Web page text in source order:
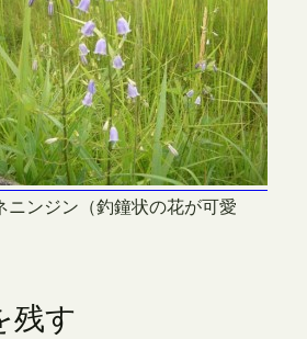
ニンジン（釣鐘状の花が可愛
残す